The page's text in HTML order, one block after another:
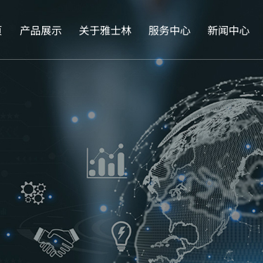
产品展示 关于雅士林 服务中心 新闻中心